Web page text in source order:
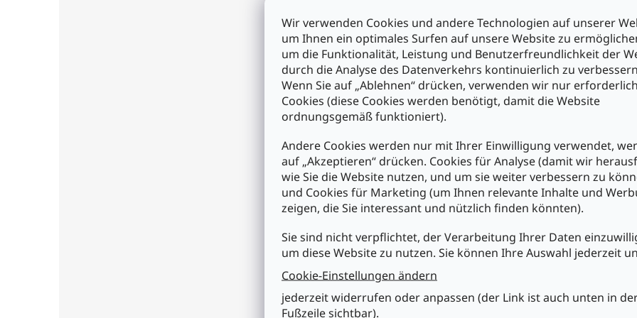
Wir verwenden Cookies und andere Technologien auf unserer
um Ihnen ein optimales Surfen auf unsere Website zu
um die Funktionalität, Leistung und Benutzerfreundlichkeit der
durch die Analyse des Datenverkehrs kontinuierlich zu
Wenn Sie auf „Ablehnen“ drücken, verwenden wir nur
Cookies (diese Cookies werden benötigt, damit die Website
ordnungsgemäß funktioniert).
Andere Cookies werden nur mit Ihrer Einwilligung verwendet,
auf „Akzeptieren“ drücken. Cookies für Analyse (damit wir
wie Sie die Website nutzen, und um sie weiter verbessern zu
und Cookies für Marketing (um Ihnen relevante Inhalte und
zeigen, die Sie interessant und nützlich finden könnten).
Sie sind nicht verpflichtet, der Verarbeitung Ihrer Daten
um diese Website zu nutzen. Sie können Ihre Auswahl jederzeit
Cookie-Einstellungen ändern
jederzeit widerrufen oder anpassen (der Link ist auch unten in
Fußzeile sichtbar).
Eigenschaften :
• quadratisch, 3/8"
• stehende Ausführung mit nach oben herausgeführter Spindel
• Anschlüsse versetzt
Mechanische Daten :
• Spindelumdrehungen: 25 nom.
• Gewicht: 1,13g max.
• Widerstandskörper: Cermet
• Anschlag: Schleifer rutscht
Elektrische Daten :
• Toleranz : +/-10%
• Temperaturkoeffizient: 100ppm/°C
• Belastbarkeit: 0,5W bei 70°C
• Prüfspannung: 1000VAC
• Isolationswiderstand: 10.000.000.000 Ohm min.
• Widerstandsänderung: 2% oder 2 Ohm des Nennwertes des Schleifers